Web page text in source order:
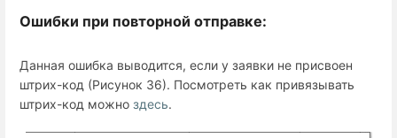
Ошибки при повторной отправке:
Данная ошибка выводится, если у заявки не присвоен
штрих-код (Рисунок 36). Посмотреть как привязывать
штрих-код можно здесь.